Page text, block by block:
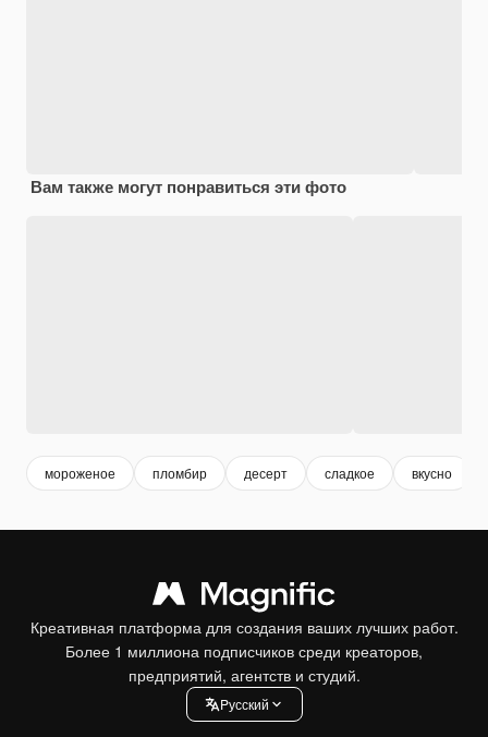
Вам также могут понравиться эти фото
мороженое пломбир десерт сладкое вкусно
Креативная платформа для создания ваших лучших работ.
Более 1 миллиона подписчиков среди креаторов,
предприятий, агентств и студий.
Pусский